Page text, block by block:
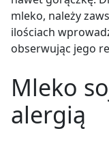
mleko, należy
ilościach
obserwując jego
Mleko
alergią